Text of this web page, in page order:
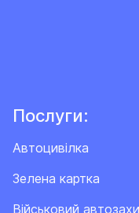
Послуги:
Автоцивілка
Зелена картка
Військовий